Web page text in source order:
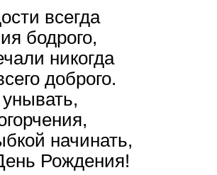
всегда
бодрого,
никогда
доброго.
начинать,
Рождения!